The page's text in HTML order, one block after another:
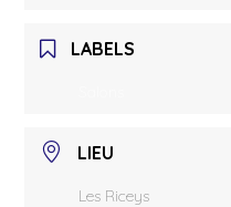
LABELS
LIEU
Les Riceys